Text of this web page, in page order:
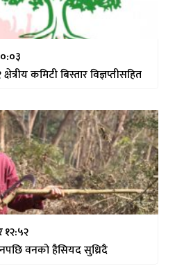
कमिटी बिस्तार विज्ञप्तीसहित
१२:५२
वनको हैसियद सुध्रिदै